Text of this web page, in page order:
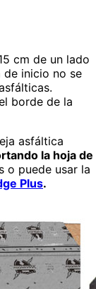
cm de un lado
de inicio no se
borde de la
asfáltica
la hoja de
o puede usar la
Plus.